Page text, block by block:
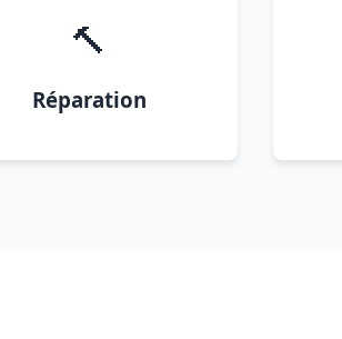
🔨
Réparation